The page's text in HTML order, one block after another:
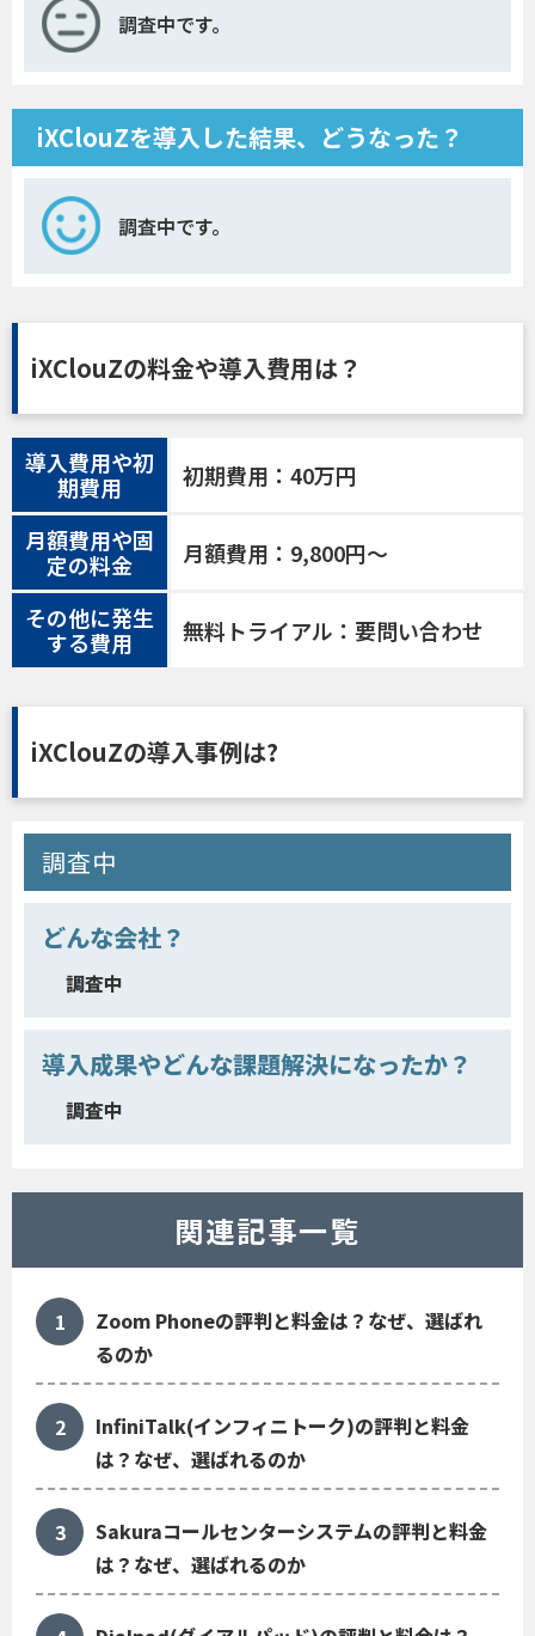
調査中です。
iXClouZを導入した結果、どうなった？
調査中です。
iXClouZの料金や導入費用は？
導入費用や初
期費用
初期費用：40万円
月額費用や固
定の料金
月額費用：9,800円〜
その他に発生
する費用
無料トライアル：要問い合わせ
iXClouZの導入事例は?
調査中
どんな会社？
調査中
導入成果やどんな課題解決になったか？
調査中
関連記事一覧
Zoom Phoneの評判と料金は？なぜ、選ばれ
るのか
InfiniTalk(インフィニトーク)の評判と料金
は？なぜ、選ばれるのか
Sakuraコールセンターシステムの評判と料金
は？なぜ、選ばれるのか